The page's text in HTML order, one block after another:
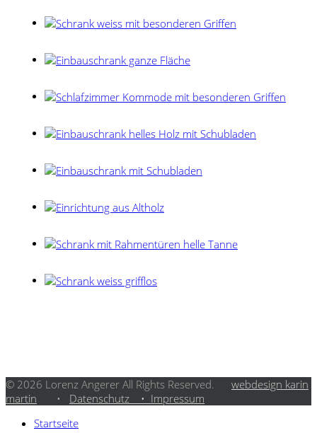
© 2026 Lorenz Angerer All Rights Reserved.
webdesign karin
martin • Datenschutz • Impressum
Startseite